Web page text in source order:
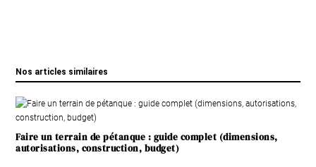
Nos articles similaires
Faire un terrain de pétanque : guide complet (dimensions,
autorisations, construction, budget)